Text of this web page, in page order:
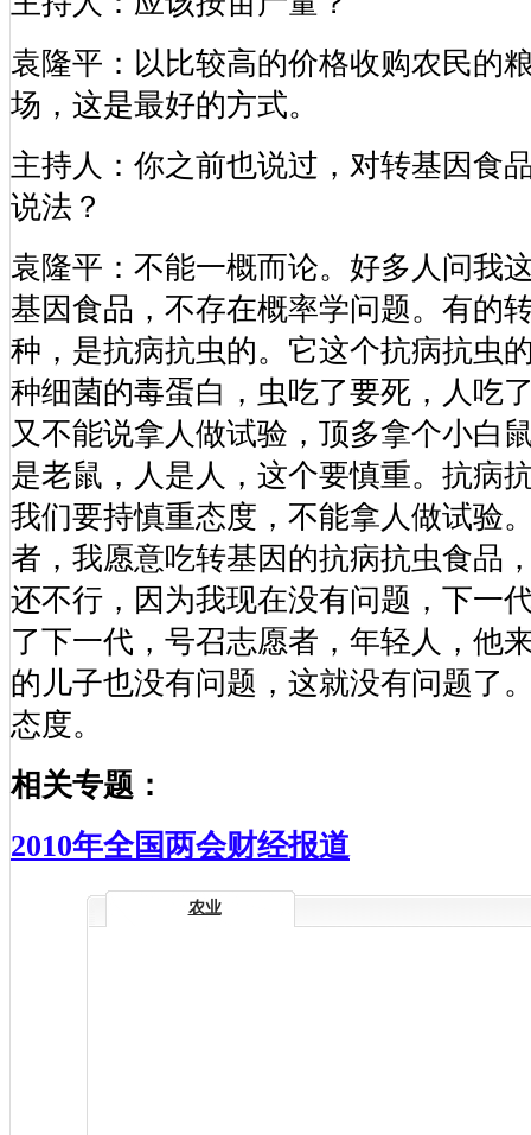
袁隆平：以比较高的价格收购农民的
场，这是最好的方式。
主持人：你之前也说过，对转基因食
说法？
袁隆平：不能一概而论。好多人问我
基因食品，不存在概率学问题。有的
种，是抗病抗虫的。它这个抗病抗虫
种细菌的毒蛋白，虫吃了要死，人吃
又不能说拿人做试验，顶多拿个小白
是老鼠，人是人，这个要慎重。抗病
我们要持慎重态度，不能拿人做试验
者，我愿意吃转基因的抗病抗虫食品
还不行，因为我现在没有问题，下一
了下一代，号召志愿者，年轻人，他
的儿子也没有问题，这就没有问题了
态度。
相关专题：
2010年全国两会财经报道
农业